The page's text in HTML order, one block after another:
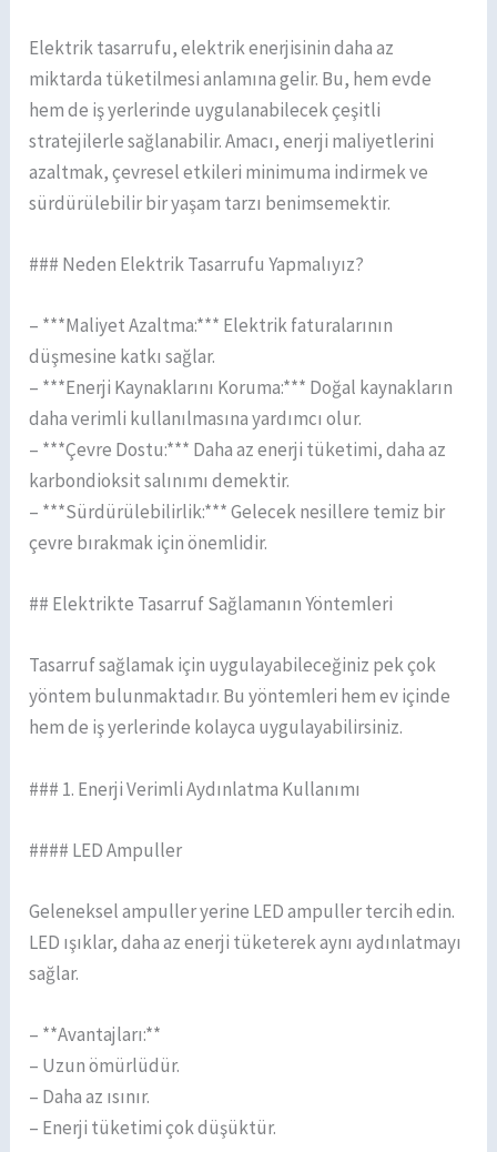
Elektrik tasarrufu, elektrik enerjisinin daha az
miktarda tüketilmesi anlamına gelir. Bu, hem evde
hem de iş yerlerinde uygulanabilecek çeşitli
stratejilerle sağlanabilir. Amacı, enerji maliyetlerini
azaltmak, çevresel etkileri minimuma indirmek ve
sürdürülebilir bir yaşam tarzı benimsemektir.
### Neden Elektrik Tasarrufu Yapmalıyız?
– ***Maliyet Azaltma:*** Elektrik faturalarının
düşmesine katkı sağlar.
– ***Enerji Kaynaklarını Koruma:*** Doğal kaynakların
daha verimli kullanılmasına yardımcı olur.
– ***Çevre Dostu:*** Daha az enerji tüketimi, daha az
karbondioksit salınımı demektir.
– ***Sürdürülebilirlik:*** Gelecek nesillere temiz bir
çevre bırakmak için önemlidir.
## Elektrikte Tasarruf Sağlamanın Yöntemleri
Tasarruf sağlamak için uygulayabileceğiniz pek çok
yöntem bulunmaktadır. Bu yöntemleri hem ev içinde
hem de iş yerlerinde kolayca uygulayabilirsiniz.
### 1. Enerji Verimli Aydınlatma Kullanımı
#### LED Ampuller
Geleneksel ampuller yerine LED ampuller tercih edin.
LED ışıklar, daha az enerji tüketerek aynı aydınlatmayı
sağlar.
– **Avantajları:**
– Uzun ömürlüdür.
– Daha az ısınır.
– Enerji tüketimi çok düşüktür.